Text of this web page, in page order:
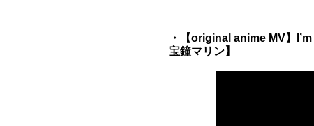
・【original anime MV】
宝鐘マリン】